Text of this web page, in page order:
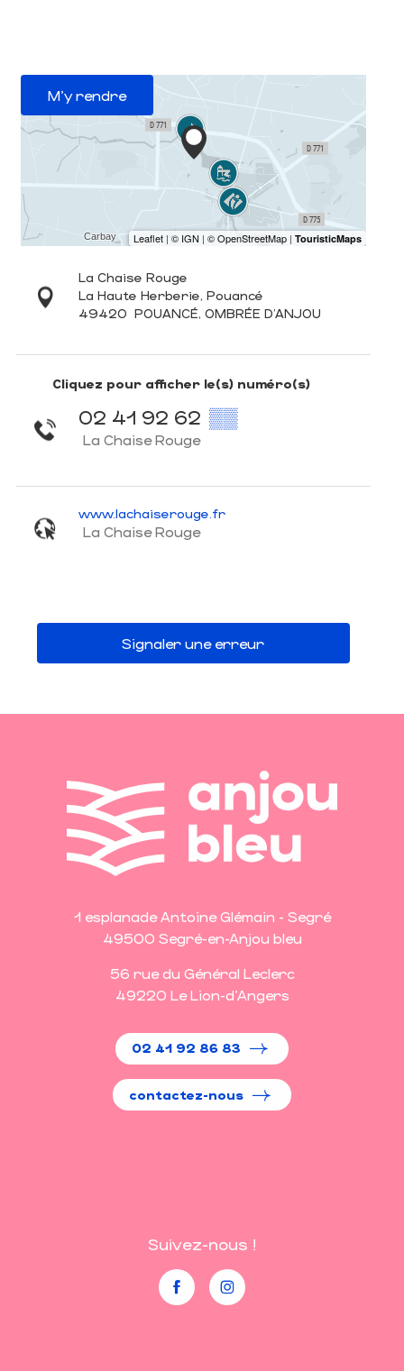
M'y rendre
La Chaise Rouge
La Haute Herberie, Pouancé
49420 POUANCÉ, OMBRÉE D'ANJOU
Cliquez pour afficher le(s) numéro(s)
02 41 92 62 ▒▒
La Chaise Rouge
www.lachaiserouge.fr
La Chaise Rouge
Signaler une erreur
1 esplanade Antoine Glémain - Segré
49500 Segré-en-Anjou bleu
56 rue du Général Leclerc
49220 Le Lion-d'Angers
02 41 92 86 83
contactez-nous
Suivez-nous !